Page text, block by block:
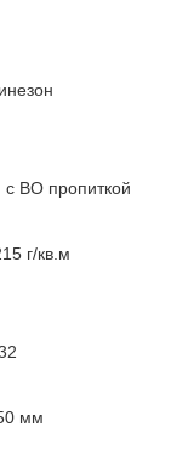
ВО пропиткой
г/кв.м
мм